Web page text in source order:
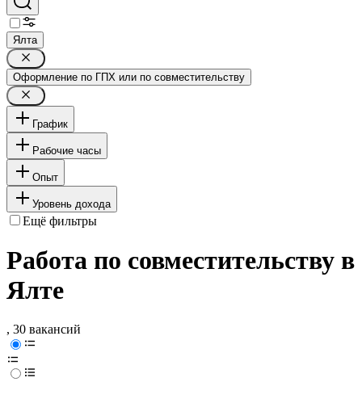
Ялта
Оформление по ГПХ или по совместительству
График
Рабочие часы
Опыт
Уровень дохода
Ещё фильтры
Работа по совместительству в
Ялте
, 30 вакансий